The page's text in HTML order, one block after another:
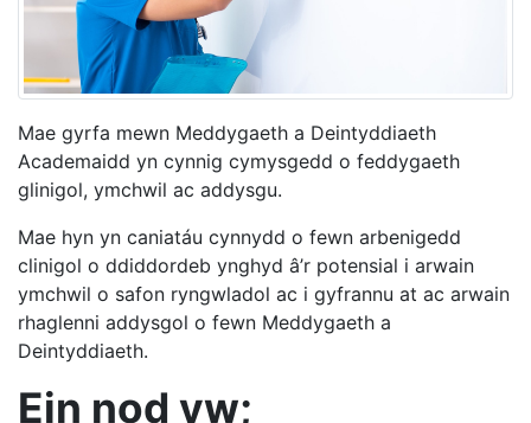
Mae gyrfa mewn Meddygaeth a Deintyddiaeth
Academaidd yn cynnig cymysgedd o feddygaeth
glinigol, ymchwil ac addysgu.
Mae hyn yn caniatáu cynnydd o fewn arbenigedd
clinigol o ddiddordeb ynghyd â’r potensial i arwain
ymchwil o safon ryngwladol ac i gyfrannu at ac arwain
rhaglenni addysgol o fewn Meddygaeth a
Deintyddiaeth.
Ein nod yw;